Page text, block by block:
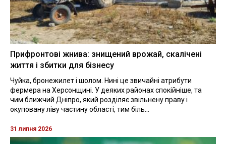
Прифронтові жнива: знищений врожай, скалічені
життя і збитки для бізнесу
Чуйка, бронежилет і шолом. Нині це звичайні атрибути
фермера на Херсонщині. У деяких районах спокійніше, та
чим ближчий Дніпро, який розділяє звільнену праву і
окуповану ліву частину області, тим біль...
31 липня 2026